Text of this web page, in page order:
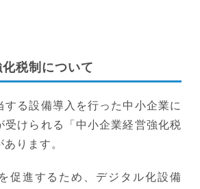
税制について
する設備導入を行った中小企業に
受けられる「中小企業経営強化税
ります。
促進するため、デジタル化設備